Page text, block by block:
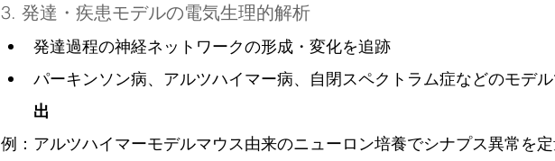
3. 発達・疾患モデルの電気生理的解析
発達過程の神経ネットワークの形成・変化を追跡
パーキンソン病、アルツハイマー病、自閉スペクトラム症などのモデ
出
例：アルツハイマーモデルマウス由来のニューロン培養でシナプス異常を